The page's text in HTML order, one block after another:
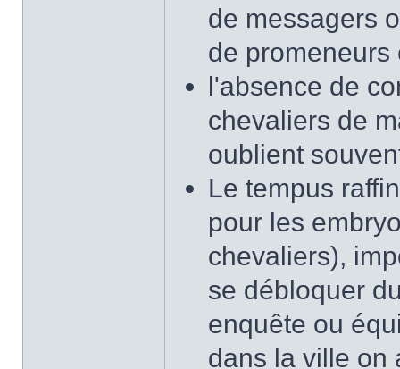
de messagers
de promeneurs
l'absence de
chevaliers de
oublient
Le tempus
pour les
chevaliers),
se débloquer
enquête ou
dans la ville on